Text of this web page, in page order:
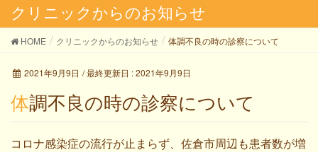
クリニックからのお知らせ
HOME クリニックからのお知らせ 体調不良の時の診察について
2021年9月9日 / 最終更新日 :2021年9月9日
体調不良の時の診察について
コロナ感染症の流行が止まらず、佐倉市周辺も患者数が増